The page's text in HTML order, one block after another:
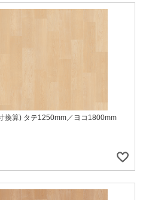
換算) タテ1250mm／ヨコ1800mm